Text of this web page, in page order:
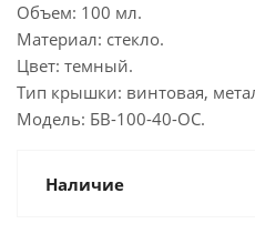
Объем: 100 мл.
Материал: стекло.
Цвет: темный.
Тип крышки: винтовая,
Модель: БВ-100-40-ОС.
Наличие